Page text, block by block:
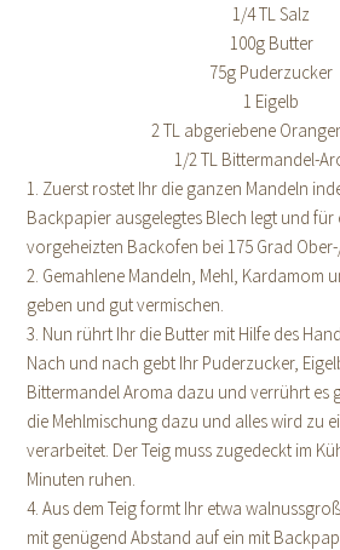
1/4 TL Salz
100g Butter
75g Puderzucker
1 Eigelb
2 TL abgeriebene
1/2 TL Bittermandel-
1. Zuerst rostet Ihr die ganzen Mandeln
Backpapier ausgelegtes Blech legt und für
vorgeheizten Backofen bei 175 Grad
2. Gemahlene Mandeln, Mehl, Kardamom
geben und gut vermischen.
3. Nun rührt Ihr die Butter mit Hilfe des
Nach und nach gebt Ihr Puderzucker,
Bittermandel Aroma dazu und verrührt es
die Mehlmischung dazu und alles wird zu
verarbeitet. Der Teig muss zugedeckt im
Minuten ruhen.
4. Aus dem Teig formt Ihr etwa
mit genügend Abstand auf ein mit